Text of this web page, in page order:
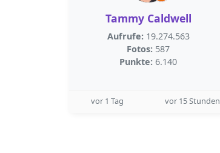
Tammy Caldwell
Aufrufe: 19.274.563
Fotos: 587
Punkte: 6.140
vor 1 Tag vor 15 Stunden